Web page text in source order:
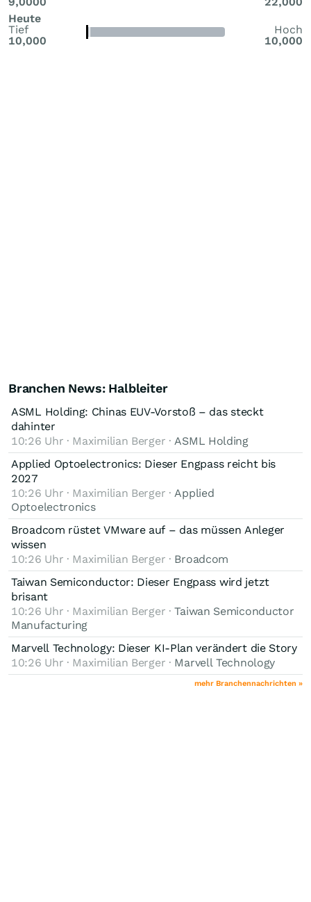
Heute
Tief
10,000
Hoch
10,000
Branchen News: Halbleiter
ASML Holding: Chinas EUV-Vorstoß – das steckt
dahinter
10:26 Uhr · Maximilian Berger · ASML Holding
Applied Optoelectronics: Dieser Engpass reicht bis
2027
10:26 Uhr · Maximilian Berger · Applied
Optoelectronics
Broadcom rüstet VMware auf – das müssen Anleger
wissen
10:26 Uhr · Maximilian Berger · Broadcom
Taiwan Semiconductor: Dieser Engpass wird jetzt
brisant
10:26 Uhr · Maximilian Berger ·Taiwan Semiconductor
Manufacturing
Marvell Technology: Dieser KI-Plan verändert die Story
10:26 Uhr · Maximilian Berger · Marvell Technology
mehr Branchennachrichten »